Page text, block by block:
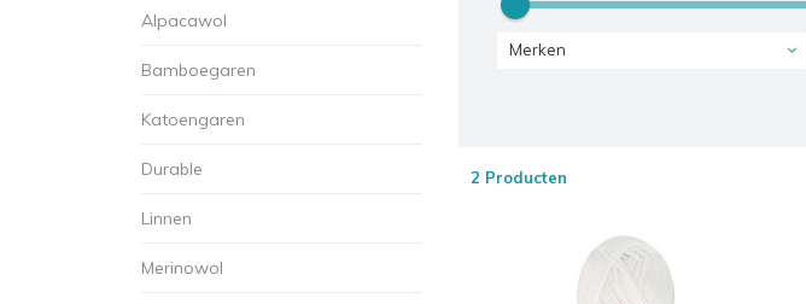
Alpacawol
Bamboegaren
Katoengaren
Durable
Linnen
Merinowol
Merken
2 Producten